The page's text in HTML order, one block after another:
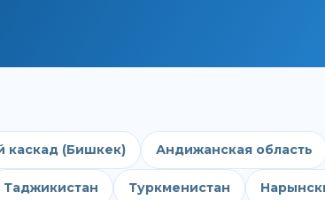
каскад (Бишкек) Андижанская область
Таджикистан Туркменистан